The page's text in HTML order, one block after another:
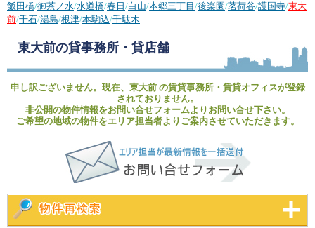
飯田橋/御茶ノ水/水道橋/春日 /白山/本郷三丁目 /後楽園/茗荷谷/護国寺/東大
前/千石/湯島/根津/本駒込/千駄木
東大前の貸事務所・貸店舗
申し訳ございません。現在、東大前 の賃貸事務所・賃貸オフィスが登録
されておりません。
非公開の物件情報をお問い合せフォームよりお問い合せ下さい。
ご希望の地域の物件をエリア担当者よりご案内させていただきます。